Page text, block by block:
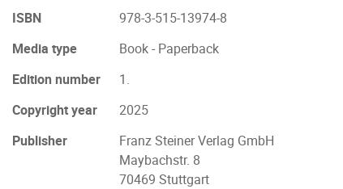
ISBN
978-3-515-13974-8
Media type
Book - Paperback
Edition number
1.
Copyright year
2025
Publisher
Franz Steiner Verlag GmbH
Maybachstr. 8
70469 Stuttgart